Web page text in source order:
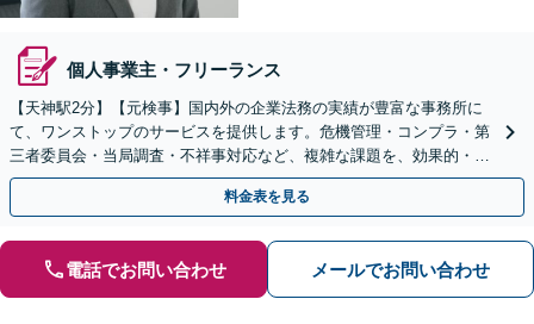
個人事業主・フリーランス
【天神駅2分】【元検事】国内外の企業法務の実績が豊富な事務所に
て、ワンストップのサービスを提供します。危機管理・コンプラ・第
三者委員会・当局調査・不祥事対応など、複雑な課題を、効果的・効
率的に解決へ。セカンドオピニオン可【休日・夜間相談可】
料金表を見る
電話でお問い合わせ メールでお問い合わせ